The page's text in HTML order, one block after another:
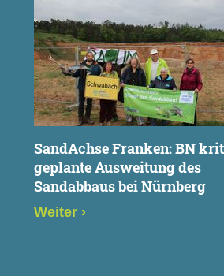
SandAchse Franken: BN
geplante Ausweitung des
Sandabbaus bei Nürnberg
Weiter ›